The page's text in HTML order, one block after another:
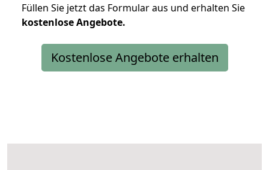
Füllen Sie jetzt das Formular aus und erhalten Sie
kostenloseAngebote.
Kostenlose Angebote erhalten